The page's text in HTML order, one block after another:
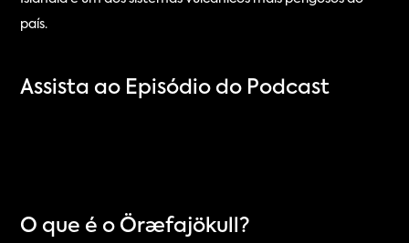
país.
Assista ao Episódio do Podcast
O que é o Öræfajökull?